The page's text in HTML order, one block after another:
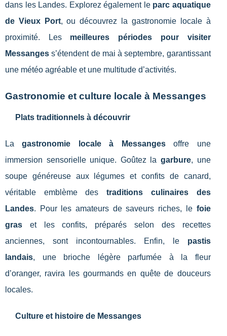
dans les Landes. Explorez également le parc aquatique
de Vieux Port, ou découvrez la gastronomie locale à
proximité. Les meilleures périodes pour visiter
Messanges s’étendent de mai à septembre, garantissant
une météo agréable et une multitude d’activités.
Gastronomie et culture locale à Messanges
Plats traditionnels à découvrir
Lagastronomie locale à Messangesoffre une
immersion sensorielle unique. Goûtez la garbure, une
soupe généreuse aux légumes et confits de canard,
véritable emblème destraditions culinaires des
Landes. Pour les amateurs de saveurs riches, le foie
gras et les confits, préparés selon des recettes
anciennes, sont incontournables. Enfin, le pastis
landais, une brioche légère parfumée à la fleur
d’oranger, ravira les gourmands en quête de douceurs
locales.
Culture et histoire de Messanges